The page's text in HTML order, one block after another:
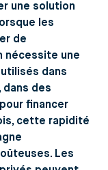
une solution
les
de
nécessite une
dans
des
financer
cette rapidité
Les